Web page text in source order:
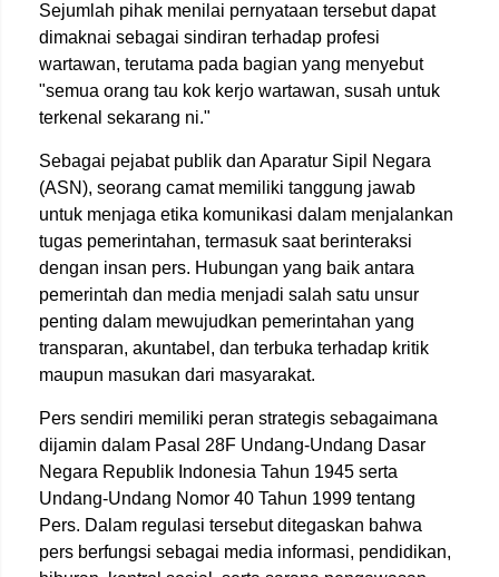
Sejumlah pihak menilai pernyataan tersebut dapat
dimaknai sebagai sindiran terhadap profesi
wartawan, terutama pada bagian yang menyebut
"semua orang tau kok kerjo wartawan, susah untuk
terkenal sekarang ni."
Sebagai pejabat publik dan Aparatur Sipil Negara
(ASN), seorang camat memiliki tanggung jawab
untuk menjaga etika komunikasi dalam menjalankan
tugas pemerintahan, termasuk saat berinteraksi
dengan insan pers. Hubungan yang baik antara
pemerintah dan media menjadi salah satu unsur
penting dalam mewujudkan pemerintahan yang
transparan, akuntabel, dan terbuka terhadap kritik
maupun masukan dari masyarakat.
Pers sendiri memiliki peran strategis sebagaimana
dijamin dalam Pasal 28F Undang-Undang Dasar
Negara Republik Indonesia Tahun 1945 serta
Undang-Undang Nomor 40 Tahun 1999 tentang
Pers. Dalam regulasi tersebut ditegaskan bahwa
pers berfungsi sebagai media informasi, pendidikan,